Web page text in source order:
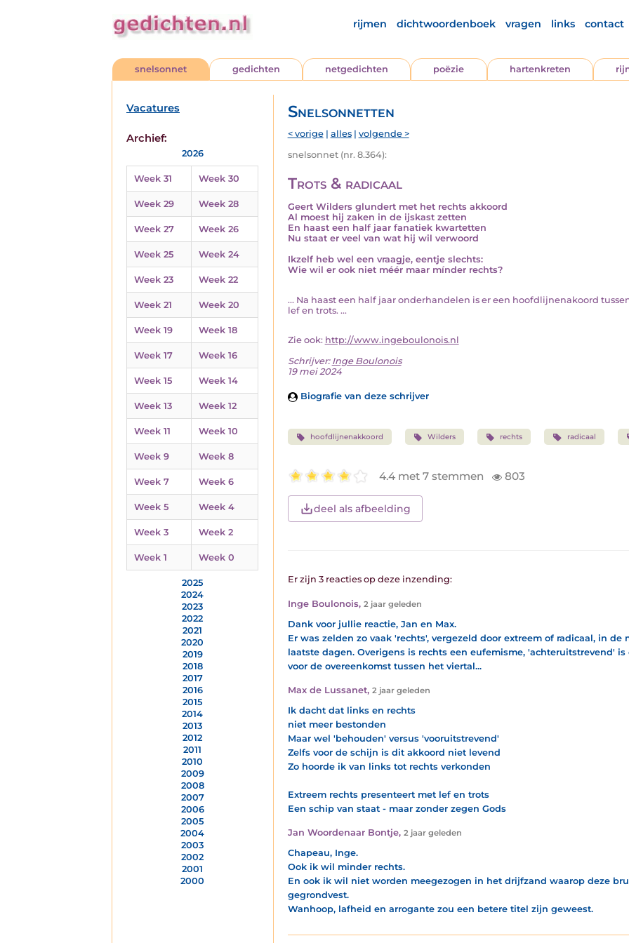
rijmen dichtwoordenboek vragen links contact
snelsonnet gedichten netgedichten poëzie hartenkreten
Vacatures
Archief:
2026
Week 31 Week 30
Week 29 Week 28
Week 27 Week 26
Week 25 Week 24
Week 23 Week 22
Week 21 Week 20
Week 19 Week 18
Week 17 Week 16
Week 15 Week 14
Week 13 Week 12
Week 11 Week 10
Week 9 Week 8
Week 7 Week 6
Week 5 Week 4
Week 3 Week 2
Week 1 Week 0
2025
2024
2023
2022
2021
2020
2019
2018
2017
2016
2015
2014
2013
2012
2011
2010
2009
2008
2007
2006
2005
2004
2003
2002
2001
2000
Snelsonnetten
< vorige| alles| volgende >
snelsonnet (nr. 8.364):
Trots & radicaal
Geert Wilders glundert met het rechts akkoord
Al moest hij zaken in de ijskast zetten
En haast een half jaar fanatiek kwartetten
Nu staat er veel van wat hij wil verwoord
Ikzelf heb wel een vraagje, eentje slechts:
Wie wil er ook niet méér maar mínder rechts?
... Na haast een half jaar onderhandelen is er een hoofdlijnenakoord
lef en trots. ...
Zie ook: http://www.ingeboulonois.nl
Schrijver: Inge Boulonois
19 mei 2024
Biografie van deze schrijver
hoofdlijnenakkoord Wilders rechts radicaal
4.4 met 7 stemmen 803
deel als afbeelding
Er zijn 3 reacties op deze inzending:
Inge Boulonois, 2 jaar geleden
Dank voor jullie reactie, Jan en Max.
Er was zelden zo vaak 'rechts', vergezeld door extreem of radicaal, in de
laatste dagen. Overigens is rechts een eufemisme, 'achteruitstrevend'
voor de overeenkomst tussen het viertal...
Max de Lussanet, 2 jaar geleden
Ik dacht dat links en rechts
niet meer bestonden
Maar wel 'behouden' versus 'vooruitstrevend'
Zelfs voor de schijn is dit akkoord niet levend
Zo hoorde ik van links tot rechts verkonden
Extreem rechts presenteert met lef en trots
Een schip van staat - maar zonder zegen Gods
Jan Woordenaar Bontje, 2 jaar geleden
Chapeau, Inge.
Ook ik wil minder rechts.
En ook ik wil niet worden meegezogen in het drijfzand waarop deze
gegrondvest.
Wanhoop, lafheid en arrogante zou een betere titel zijn geweest.